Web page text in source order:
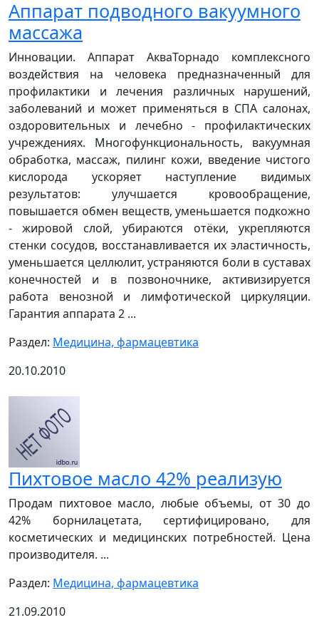
Аппарат подводного вакуумного
массажа
Инновации. Аппарат АкваТорнадо комплексного
воздействия на человека предназначенный для
профилактики и лечения различных нарушений,
заболеваний и может применяться в СПА салонах,
оздоровительных и лечебно - профилактических
учреждениях. Многофункциональность, вакуумная
обработка, массаж, пилинг кожи, введение чистого
кислорода ускоряет наступление видимых
результатов: улучшается кровообращение,
повышается обмен веществ, уменьшается подкожно
- жировой слой, убираются отёки, укрепляются
стенки сосудов, восстанавливается их эластичность,
уменьшается целлюлит, устраняются боли в суставах
конечностей и в позвоночнике, активизируется
работа венозной и лимфотической циркуляции.
Гарантия аппарата 2 ...
Раздел: Медицина, фармацевтика
20.10.2010
Пихтовое масло 42% реализую
Продам пихтовое масло, любые объемы, от 30 до
42% борнилацетата, сертифицировано, для
косметических и медицинских потребностей. Цена
производителя. ...
Раздел: Медицина, фармацевтика
21.09.2010